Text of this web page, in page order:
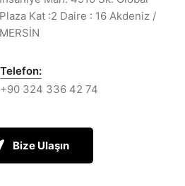
Plaza Kat :2 Daire : 16 Akdeniz /
MERSİN
Telefon:
+90 324 336 42 74
Bize Ulaşın